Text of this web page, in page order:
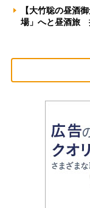
【大竹聡の昼酒
場」へと昼酒旅